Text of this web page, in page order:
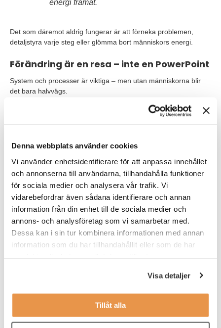
Denna webbplats använder cookies
Vi använder enhetsidentifierare för att anpassa innehållet
och annonserna till användarna, tillhandahålla funktioner
för sociala medier och analysera vår trafik. Vi
vidarebefordrar även sådana identifierare och annan
information från din enhet till de sociala medier och
annons- och analysföretag som vi samarbetar med.
Dessa kan i sin tur kombinera informationen med annan
information som du har tillhandahållit eller som de har
Visa detaljer
Tillåt alla
energi framåt.
Det som däremot aldrig fungerar är att förneka problemen,
detaljstyra varje steg eller glömma bort människors energi.
Förändring är en resa – inte en PowerPoint
System och processer är viktiga – men utan människorna blir
det bara halvvägs.
människor inte bara överlever resan – utan växer av den.
Vilken fas befinner din organisation i just nu? Och vad gör du för
att hjälpa människor vidare till nästa steg?
TNG Interim – förändring som märks,
resultat som håller
Står din organisation inför en förändring? Behöver ni stöd längs
vägen? Oavsett om det handlar om strategi, digital
transformation eller organisationsutveckling hjälper TNG Interim
interimskonsult kan driva förändring hos er? Hör av dig!
Kontakta TNG Interim!